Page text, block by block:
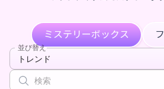
ミステリーボックス
並び替え
トレンド